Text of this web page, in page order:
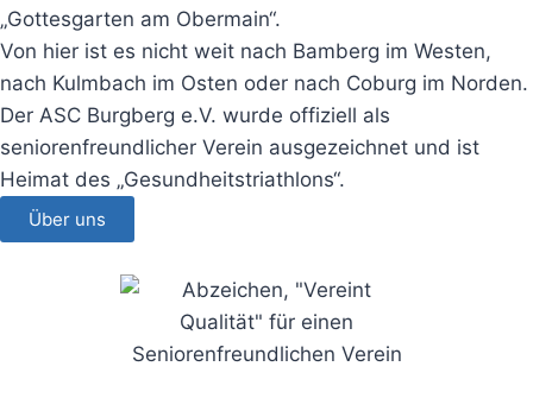
„Gottesgarten am Obermain“.
Von hier ist es nicht weit nach Bamberg im Westen,
nach Kulmbach im Osten oder nach Coburg im Norden.
Der ASC Burgberg e.V. wurde offiziell als
seniorenfreundlicher Verein ausgezeichnet und ist
Heimat des „Gesundheitstriathlons“.
Über uns